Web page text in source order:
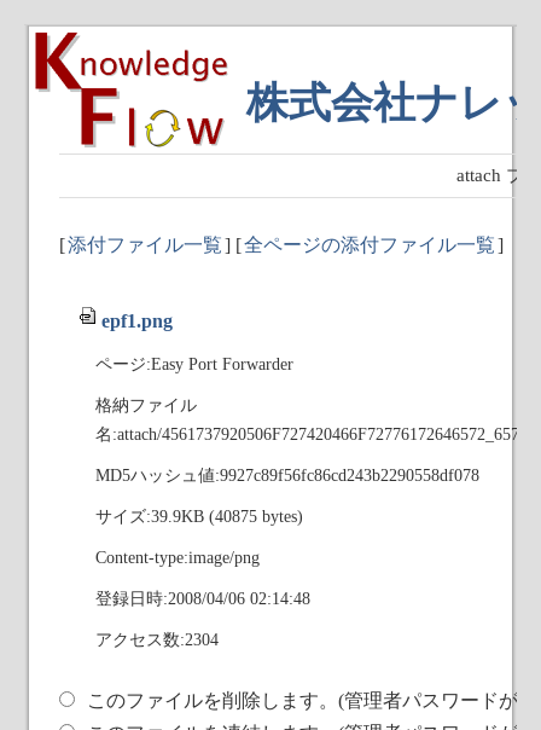
株式会社ナレ
attach プ
[添付ファイル一覧] [全ページの添付ファイル一覧]
epf1.png
ページ:Easy Port Forwarder
格納ファイル
名:attach/
MD5ハッシュ値:9927c89f56fc86cd243b2290558df078
サイズ:39.9KB (40875 bytes)
Content-type:image/png
登録日時:2008/04/06 02:14:48
アクセス数:2304
このファイルを削除します。(管理者パスワードが